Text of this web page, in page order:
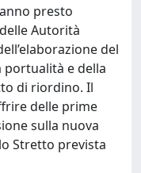
presto
Autorità
del
portualità e della
di riordino. Il
delle prime
sulla nuova
Stretto prevista